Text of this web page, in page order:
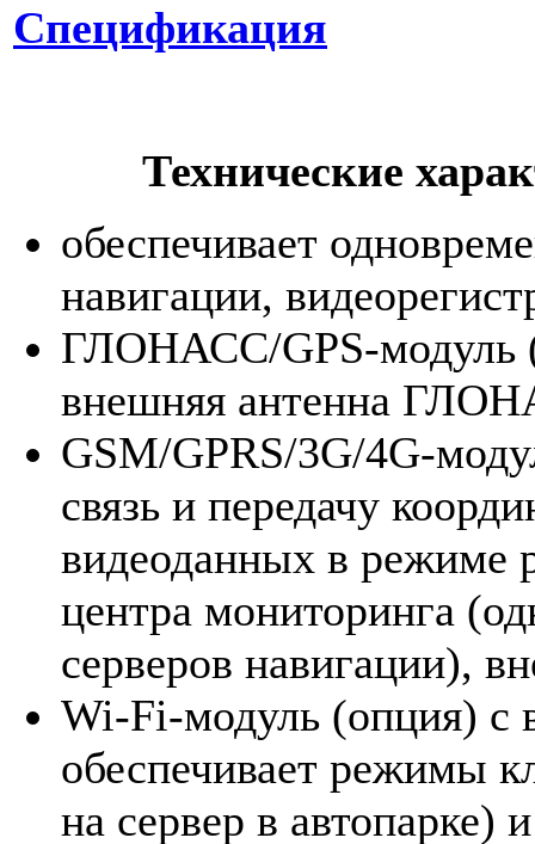
Спецификация
Технические
обеспечивает
навигации,
ГЛОНАСС/GPS-модуль
внешняя антенна
GSM/GPRS/3G/4G-
связь и передачу
видеоданных в режиме
центра мониторинга
серверов навигации),
Wi-Fi-модуль (опция) с
обеспечивает режимы
на сервер в автопарке)